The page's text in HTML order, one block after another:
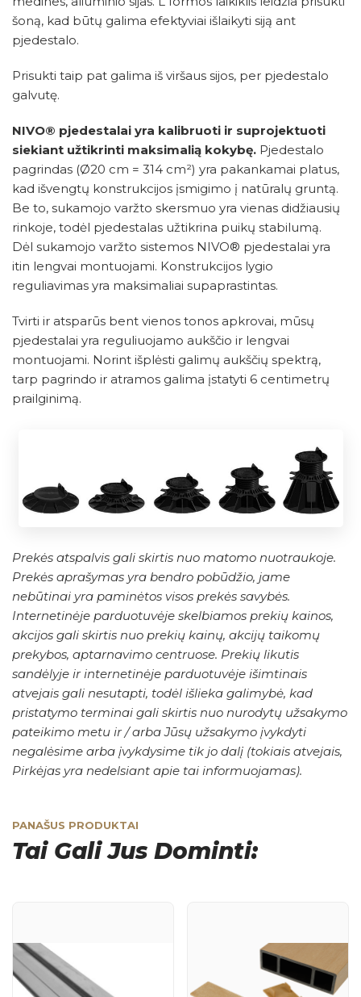
šoną, kad būtų galima efektyviai išlaikyti siją ant
pjedestalo.
Prisukti taip pat galima iš viršaus sijos, per pjedestalo
galvutę.
NIVO® pjedestalai yra kalibruoti ir suprojektuoti
siekiant užtikrinti maksimalią kokybę. Pjedestalo
pagrindas (Ø20 cm = 314 cm²) yra pakankamai platus,
kad išvengtų konstrukcijos įsmigimo į natūralų gruntą.
Be to, sukamojo varžto skersmuo yra vienas didžiausių
rinkoje, todėl pjedestalas užtikrina puikų stabilumą.
Dėl sukamojo varžto sistemos NIVO® pjedestalai yra
itin lengvai montuojami. Konstrukcijos lygio
reguliavimas yra maksimaliai supaprastintas.
Tvirti ir atsparūs bent vienos tonos apkrovai, mūsų
pjedestalai yra reguliuojamo aukščio ir lengvai
montuojami. Norint išplėsti galimų aukščių spektrą,
tarp pagrindo ir atramos galima įstatyti 6 centimetrų
prailginimą.
Prekės atspalvis gali skirtis nuo matomo nuotraukoje.
Prekės aprašymas yra bendro pobūdžio, jame
nebūtinai yra paminėtos visos prekės savybės.
Internetinėje parduotuvėje skelbiamos prekių kainos,
akcijos gali skirtis nuo prekių kainų, akcijų taikomų
prekybos, aptarnavimo centruose. Prekių likutis
sandėlyje ir internetinėje parduotuvėje išimtinais
atvejais gali nesutapti, todėl išlieka galimybė, kad
pristatymo terminai gali skirtis nuo nurodytų užsakymo
pateikimo metu ir / arba Jūsų užsakymo įvykdyti
negalėsime arba įvykdysime tik jo dalį (tokiais atvejais,
Pirkėjas yra nedelsiant apie tai informuojamas).
PANAŠUS PRODUKTAI
Tai Gali Jus Dominti: